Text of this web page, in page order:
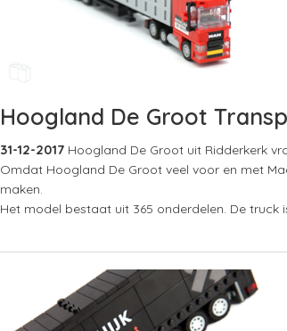
Hoogland De Groot
31-12-2017 Hoogland De Groot uit Ridderkerk
Omdat Hoogland De Groot veel voor en met
maken.
Het model bestaat uit 365 onderdelen. De truck